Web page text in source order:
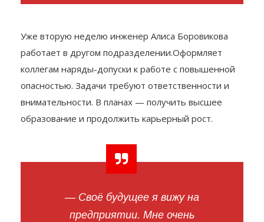
Уже вторую неделю инженер Алиса Боровикова
работает в другом подразделении.Оформляет
коллегам наряды-допуски к работе с повышенной
опасностью. Задачи требуют ответственности и
внимательности. В планах — получить высшее
образование и продолжить карьерный рост.
— Своё будущее я вижу на
предприятии. Мне очень